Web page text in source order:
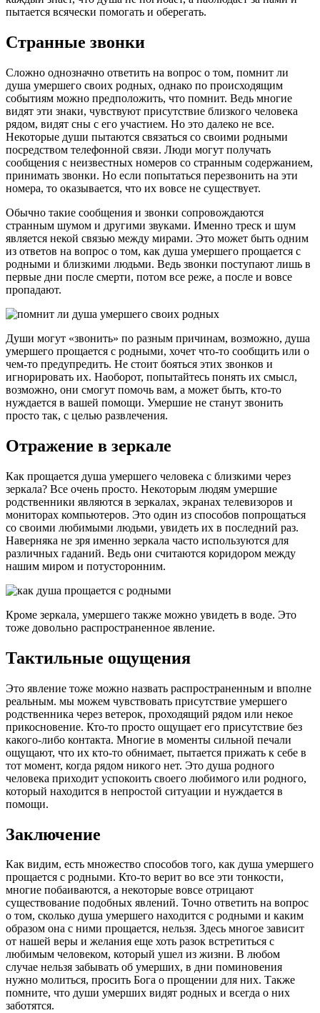
пытается всячески помогать и оберегать.
Странные звонки
Сложно однозначно ответить на вопрос о том, помнит ли
душа умершего своих родных, однако по происходящим
событиям можно предположить, что помнит. Ведь многие
видят эти знаки, чувствуют присутствие близкого человека
рядом, видят сны с его участием. Но это далеко не все.
Некоторые души пытаются связаться со своими родными
посредством телефонной связи. Люди могут получать
сообщения с неизвестных номеров со странным содержанием,
принимать звонки. Но если попытаться перезвонить на эти
номера, то оказывается, что их вовсе не существует.
Обычно такие сообщения и звонки сопровождаются
странным шумом и другими звуками. Именно треск и шум
является некой связью между мирами. Это может быть одним
из ответов на вопрос о том, как душа умершего прощается с
родными и близкими людьми. Ведь звонки поступают лишь в
первые дни после смерти, потом все реже, а после и вовсе
пропадают.
Души могут «звонить» по разным причинам, возможно, душа
умершего прощается с родными, хочет что-то сообщить или о
чем-то предупредить. Не стоит бояться этих звонков и
игнорировать их. Наоборот, попытайтесь понять их смысл,
возможно, они смогут помочь вам, а может быть, кто-то
нуждается в вашей помощи. Умершие не станут звонить
просто так, с целью развлечения.
Отражение в зеркале
Как прощается душа умершего человека с близкими через
зеркала? Все очень просто. Некоторым людям умершие
родственники являются в зеркалах, экранах телевизоров и
мониторах компьютеров. Это один из способов попрощаться
со своими любимыми людьми, увидеть их в последний раз.
Наверняка не зря именно зеркала часто используются для
различных гаданий. Ведь они считаются коридором между
нашим миром и потусторонним.
Кроме зеркала, умершего также можно увидеть в воде. Это
тоже довольно распространенное явление.
Тактильные ощущения
Это явление тоже можно назвать распространенным и вполне
реальным. мы можем чувствовать присутствие умершего
родственника через ветерок, проходящий рядом или некое
прикосновение. Кто-то просто ощущает его присутствие без
какого-либо контакта. Многие в моменты сильной печали
ощущают, что их кто-то обнимает, пытается прижать к себе в
тот момент, когда рядом никого нет. Это душа родного
человека приходит успокоить своего любимого или родного,
который находится в непростой ситуации и нуждается в
помощи.
Заключение
Как видим, есть множество способов того, как душа умершего
прощается с родными. Кто-то верит во все эти тонкости,
многие побаиваются, а некоторые вовсе отрицают
существование подобных явлений. Точно ответить на вопрос
о том, сколько душа умершего находится с родными и каким
образом она с ними прощается, нельзя. Здесь многое зависит
от нашей веры и желания еще хоть разок встретиться с
любимым человеком, который ушел из жизни. В любом
случае нельзя забывать об умерших, в дни поминовения
нужно молиться, просить Бога о прощении для них. Также
помните, что души умерших видят родных и всегда о них
заботятся.